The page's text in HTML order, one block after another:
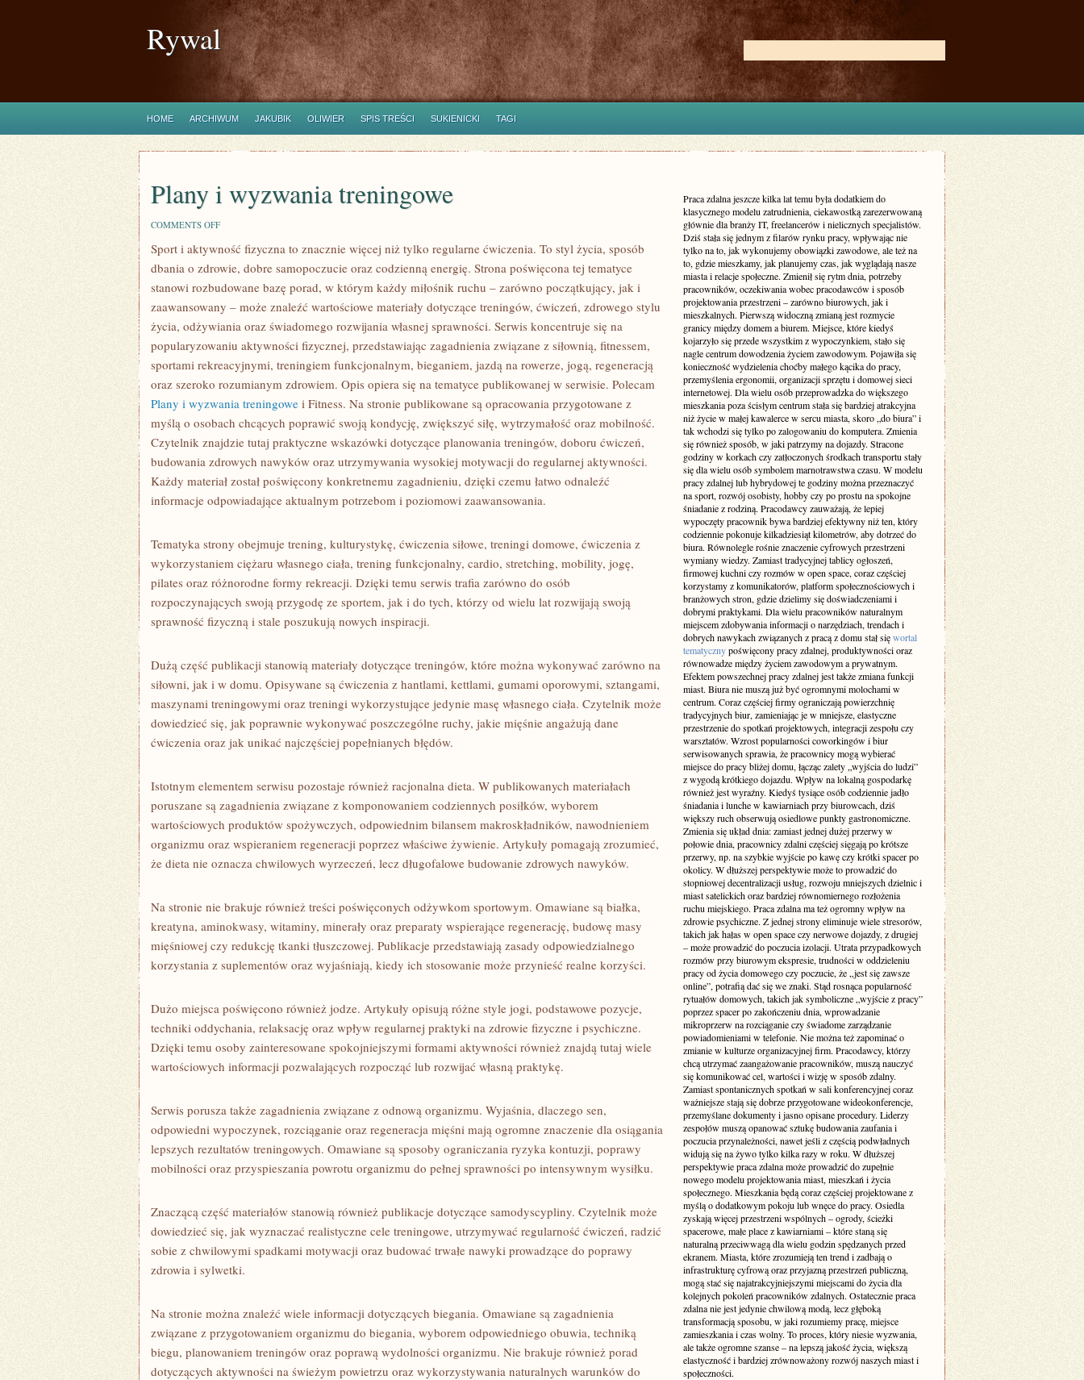
Rywal
HOME ARCHIWUM JAKUBIK OLIWIER SPIS TREŚCI SUKIENICKI TAGI
Plany i wyzwania treningowe
COMMENTS OFFON
I
WYZWANIA
TRENINGOWE
Sport i aktywność fizyczna to znacznie więcej niż tylko regularne ćwiczenia. To styl życia, sposób
dbania o zdrowie, dobre samopoczucie oraz codzienną energię. Strona poświęcona tej tematyce
stanowi rozbudowane bazę porad, w którym każdy miłośnik ruchu – zarówno początkujący, jak i
zaawansowany – może znaleźć wartościowe materiały dotyczące treningów, ćwiczeń, zdrowego stylu
życia, odżywiania oraz świadomego rozwijania własnej sprawności. Serwis koncentruje się na
popularyzowaniu aktywności fizycznej, przedstawiając zagadnienia związane z siłownią, fitnessem,
sportami rekreacyjnymi, treningiem funkcjonalnym, bieganiem, jazdą na rowerze, jogą, regeneracją
oraz szeroko rozumianym zdrowiem. Opis opiera się na tematyce publikowanej w serwisie. Polecam
Plany i wyzwania treningowe i Fitness. Na stronie publikowane są opracowania przygotowane z
myślą o osobach chcących poprawić swoją kondycję, zwiększyć siłę, wytrzymałość oraz mobilność.
Czytelnik znajdzie tutaj praktyczne wskazówki dotyczące planowania treningów, doboru ćwiczeń,
budowania zdrowych nawyków oraz utrzymywania wysokiej motywacji do regularnej aktywności.
Każdy materiał został poświęcony konkretnemu zagadnieniu, dzięki czemu łatwo odnaleźć
informacje odpowiadające aktualnym potrzebom i poziomowi zaawansowania.
Tematyka strony obejmuje trening, kulturystykę, ćwiczenia siłowe, treningi domowe, ćwiczenia z
wykorzystaniem ciężaru własnego ciała, trening funkcjonalny, cardio, stretching, mobility, jogę,
pilates oraz różnorodne formy rekreacji. Dzięki temu serwis trafia zarówno do osób
rozpoczynających swoją przygodę ze sportem, jak i do tych, którzy od wielu lat rozwijają swoją
sprawność fizyczną i stale poszukują nowych inspiracji.
Dużą część publikacji stanowią materiały dotyczące treningów, które można wykonywać zarówno na
siłowni, jak i w domu. Opisywane są ćwiczenia z hantlami, kettlami, gumami oporowymi, sztangami,
maszynami treningowymi oraz treningi wykorzystujące jedynie masę własnego ciała. Czytelnik może
dowiedzieć się, jak poprawnie wykonywać poszczególne ruchy, jakie mięśnie angażują dane
ćwiczenia oraz jak unikać najczęściej popełnianych błędów.
Istotnym elementem serwisu pozostaje również racjonalna dieta. W publikowanych materiałach
poruszane są zagadnienia związane z komponowaniem codziennych posiłków, wyborem
wartościowych produktów spożywczych, odpowiednim bilansem makroskładników, nawodnieniem
organizmu oraz wspieraniem regeneracji poprzez właściwe żywienie. Artykuły pomagają zrozumieć,
że dieta nie oznacza chwilowych wyrzeczeń, lecz długofalowe budowanie zdrowych nawyków.
Na stronie nie brakuje również treści poświęconych odżywkom sportowym. Omawiane są białka,
kreatyna, aminokwasy, witaminy, minerały oraz preparaty wspierające regenerację, budowę masy
mięśniowej czy redukcję tkanki tłuszczowej. Publikacje przedstawiają zasady odpowiedzialnego
korzystania z suplementów oraz wyjaśniają, kiedy ich stosowanie może przynieść realne korzyści.
Dużo miejsca poświęcono również jodze. Artykuły opisują różne style jogi, podstawowe pozycje,
techniki oddychania, relaksację oraz wpływ regularnej praktyki na zdrowie fizyczne i psychiczne.
Dzięki temu osoby zainteresowane spokojniejszymi formami aktywności również znajdą tutaj wiele
wartościowych informacji pozwalających rozpocząć lub rozwijać własną praktykę.
Serwis porusza także zagadnienia związane z odnową organizmu. Wyjaśnia, dlaczego sen,
odpowiedni wypoczynek, rozciąganie oraz regeneracja mięśni mają ogromne znaczenie dla osiągania
lepszych rezultatów treningowych. Omawiane są sposoby ograniczania ryzyka kontuzji, poprawy
mobilności oraz przyspieszania powrotu organizmu do pełnej sprawności po intensywnym wysiłku.
Znaczącą część materiałów stanowią również publikacje dotyczące samodyscypliny. Czytelnik może
dowiedzieć się, jak wyznaczać realistyczne cele treningowe, utrzymywać regularność ćwiczeń, radzić
sobie z chwilowymi spadkami motywacji oraz budować trwałe nawyki prowadzące do poprawy
zdrowia i sylwetki.
Na stronie można znaleźć wiele informacji dotyczących biegania. Omawiane są zagadnienia
związane z przygotowaniem organizmu do biegania, wyborem odpowiedniego obuwia, techniką
biegu, planowaniem treningów oraz poprawą wydolności organizmu. Nie brakuje również porad
dotyczących aktywności na świeżym powietrzu oraz wykorzystywania naturalnych warunków do
Praca zdalna jeszcze kilka lat temu była dodatkiem do
klasycznego modelu zatrudnienia, ciekawostką zarezerwowaną
głównie dla branży IT, freelancerów i nielicznych specjalistów.
Dziś stała się jednym z filarów rynku pracy, wpływając nie
tylko na to, jak wykonujemy obowiązki zawodowe, ale też na
to, gdzie mieszkamy, jak planujemy czas, jak wyglądają nasze
miasta i relacje społeczne. Zmienił się rytm dnia, potrzeby
pracowników, oczekiwania wobec pracodawców i sposób
projektowania przestrzeni – zarówno biurowych, jak i
mieszkalnych. Pierwszą widoczną zmianą jest rozmycie
granicy między domem a biurem. Miejsce, które kiedyś
kojarzyło się przede wszystkim z wypoczynkiem, stało się
nagle centrum dowodzenia życiem zawodowym. Pojawiła się
konieczność wydzielenia choćby małego kącika do pracy,
przemyślenia ergonomii, organizacji sprzętu i domowej sieci
internetowej. Dla wielu osób przeprowadzka do większego
mieszkania poza ścisłym centrum stała się bardziej atrakcyjna
niż życie w małej kawalerce w sercu miasta, skoro „do biura” i
tak wchodzi się tylko po zalogowaniu do komputera. Zmienia
się również sposób, w jaki patrzymy na dojazdy. Stracone
godziny w korkach czy zatłoczonych środkach transportu stały
się dla wielu osób symbolem marnotrawstwa czasu. W modelu
pracy zdalnej lub hybrydowej te godziny można przeznaczyć
na sport, rozwój osobisty, hobby czy po prostu na spokojne
śniadanie z rodziną. Pracodawcy zauważają, że lepiej
wypoczęty pracownik bywa bardziej efektywny niż ten, który
codziennie pokonuje kilkadziesiąt kilometrów, aby dotrzeć do
biura. Równolegle rośnie znaczenie cyfrowych przestrzeni
wymiany wiedzy. Zamiast tradycyjnej tablicy ogłoszeń,
firmowej kuchni czy rozmów w open space, coraz częściej
korzystamy z komunikatorów, platform społecznościowych i
branżowych stron, gdzie dzielimy się doświadczeniami i
dobrymi praktykami. Dla wielu pracowników naturalnym
miejscem zdobywania informacji o narzędziach, trendach i
dobrych nawykach związanych z pracą z domu stał sięwortal
tematycznypoświęcony pracy zdalnej, produktywności oraz
równowadze między życiem zawodowym a prywatnym.
Efektem powszechnej pracy zdalnej jest także zmiana funkcji
miast. Biura nie muszą już być ogromnymi molochami w
centrum. Coraz częściej firmy ograniczają powierzchnię
tradycyjnych biur, zamieniając je w mniejsze, elastyczne
przestrzenie do spotkań projektowych, integracji zespołu czy
warsztatów. Wzrost popularności coworkingów i biur
serwisowanych sprawia, że pracownicy mogą wybierać
miejsce do pracy bliżej domu, łącząc zalety „wyjścia do ludzi”
z wygodą krótkiego dojazdu. Wpływ na lokalną gospodarkę
również jest wyraźny. Kiedyś tysiące osób codziennie jadło
śniadania i lunche w kawiarniach przy biurowcach, dziś
większy ruch obserwują osiedlowe punkty gastronomiczne.
Zmienia się układ dnia: zamiast jednej dużej przerwy w
połowie dnia, pracownicy zdalni częściej sięgają po krótsze
przerwy, np. na szybkie wyjście po kawę czy krótki spacer po
okolicy. W dłuższej perspektywie może to prowadzić do
stopniowej decentralizacji usług, rozwoju mniejszych dzielnic i
miast satelickich oraz bardziej równomiernego rozłożenia
ruchu miejskiego. Praca zdalna ma też ogromny wpływ na
zdrowie psychiczne. Z jednej strony eliminuje wiele stresorów,
takich jak hałas w open space czy nerwowe dojazdy, z drugiej
– może prowadzić do poczucia izolacji. Utrata przypadkowych
rozmów przy biurowym ekspresie, trudności w oddzieleniu
pracy od życia domowego czy poczucie, że „jest się zawsze
online”, potrafią dać się we znaki. Stąd rosnąca popularność
rytuałów domowych, takich jak symboliczne „wyjście z pracy”
poprzez spacer po zakończeniu dnia, wprowadzanie
mikroprzerw na rozciąganie czy świadome zarządzanie
powiadomieniami w telefonie. Nie można też zapominać o
zmianie w kulturze organizacyjnej firm. Pracodawcy, którzy
chcą utrzymać zaangażowanie pracowników, muszą nauczyć
się komunikować cel, wartości i wizję w sposób zdalny.
Zamiast spontanicznych spotkań w sali konferencyjnej coraz
ważniejsze stają się dobrze przygotowane wideokonferencje,
przemyślane dokumenty i jasno opisane procedury. Liderzy
zespołów muszą opanować sztukę budowania zaufania i
poczucia przynależności, nawet jeśli z częścią podwładnych
widują się na żywo tylko kilka razy w roku. W dłuższej
perspektywie praca zdalna może prowadzić do zupełnie
nowego modelu projektowania miast, mieszkań i życia
społecznego. Mieszkania będą coraz częściej projektowane z
myślą o dodatkowym pokoju lub wnęce do pracy. Osiedla
zyskają więcej przestrzeni wspólnych – ogrody, ścieżki
spacerowe, małe place z kawiarniami – które staną się
naturalną przeciwwagą dla wielu godzin spędzanych przed
ekranem. Miasta, które zrozumieją ten trend i zadbają o
infrastrukturę cyfrową oraz przyjazną przestrzeń publiczną,
mogą stać się najatrakcyjniejszymi miejscami do życia dla
kolejnych pokoleń pracowników zdalnych. Ostatecznie praca
zdalna nie jest jedynie chwilową modą, lecz głęboką
transformacją sposobu, w jaki rozumiemy pracę, miejsce
zamieszkania i czas wolny. To proces, który niesie wyzwania,
ale także ogromne szanse – na lepszą jakość życia, większą
elastyczność i bardziej zrównoważony rozwój naszych miast i
społeczności.